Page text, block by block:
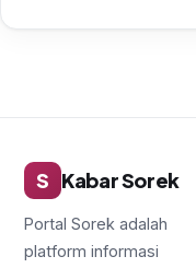
S Kabar Sorek
Portal Sorek adalah
platform informasi